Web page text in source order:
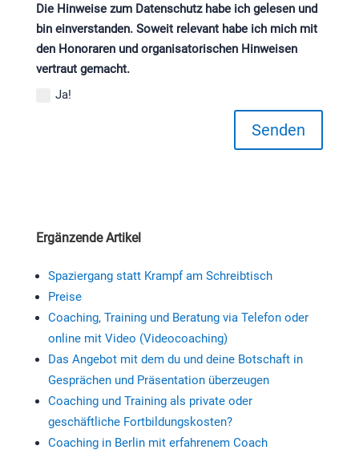
Die Hinweise zum Datenschutz habe ich gelesen und
bin einverstanden. Soweit relevant habe ich mich mit
den Honoraren und organisatorischen Hinweisen
vertraut gemacht.
Ja!
Senden
Ergänzende Artikel
Spaziergang statt Krampf am Schreibtisch
Preise
Coaching, Training und Beratung via Telefon oder
online mit Video (Videocoaching)
Das Angebot mit dem du und deine Botschaft in
Gesprächen und Präsentation überzeugen
Coaching und Training als private oder
geschäftliche Fortbildungskosten?
Coaching in Berlin mit erfahrenem Coach